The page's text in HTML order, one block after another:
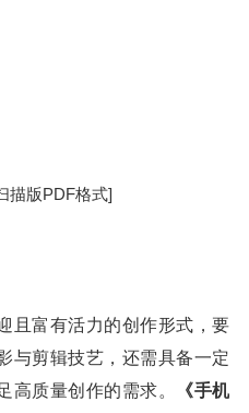
描版PDF格式]
且富有活力的创作形式，要
与剪辑技艺，还需具备一定
高质量创作的需求。
《手机